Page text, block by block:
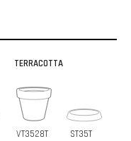
TERRACOTTA
VT3528T
ST35T